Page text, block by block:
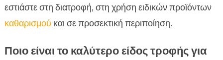
εστιάστε στη διατροφή, στη χρήση ειδικών προϊόντων
καθαρισμού και σε προσεκτική περιποίηση.
Ποιο είναι το καλύτερο είδος τροφής για